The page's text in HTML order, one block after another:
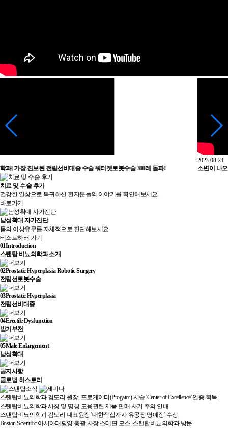
소변이 나오지 않는다고?! 급성요폐의 원인과 증상와 치료
치료 및 수술 후기
건강한 일상으로 복귀하신 환자분들의 이야기를 확인해보세요.
바로가기
남성확대 자가진단
몸의 이상유무를 자체적으로 진단해보세요.
테스트하러 가기
01Introduction
스탠탑 비뇨의학과 소개
02Prostatic Hyperplasia Robotic Surgery
전립선로봇수술
03Prostatic Hyperplasia
전립선비대증
04Erectile Dysfunction
발기부전
05Male Enlargement
남성확대
공지사항
글로벌 히스토리
스탠탑비뇨의학과 김도리 원장, 프로게이터(Progator) 시술 'Center of Excellence' 인증 획득
스탠탑비뇨의학과 사칭 및 명칭 도용관련 제품 판매 사기 주의 안내
스탠탑비뇨의학과 김도리 대표원장 '대한적십자사 유공장 명예장' 수상.
Boston Scientific 아시아태평양 총괄 사장 스테판 모스, 스탠탑비뇨의학과 방문